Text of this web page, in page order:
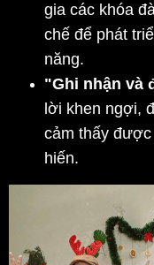
gia các khóa
chế để phát
năng.
"Ghi nhận và
lời khen ngợi,
cảm thấy
hiến.